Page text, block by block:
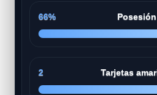
66% Posesión
2 Tarjetas